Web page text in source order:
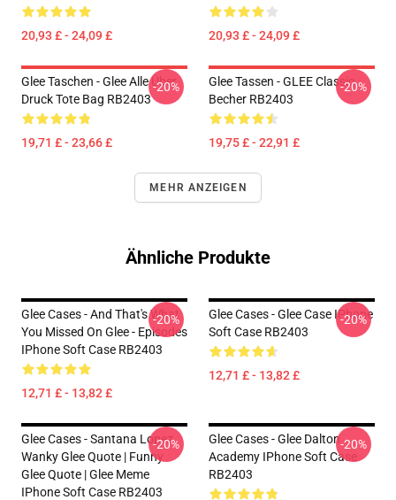
20,93 £ - 24,09 £ 20,93 £ - 24,09 £
Glee Taschen - Glee Alle Über
Druck Tote Bag RB2403
19,71 £ - 23,66 £
-20%
Glee Tassen - GLEE Classic
Becher RB2403
19,75 £ - 22,91 £
-20%
MEHR ANZEIGEN
Ähnliche Produkte
Glee Cases - And That's What
You Missed On Glee - Episodes
IPhone Soft Case RB2403
12,71 £ - 13,82 £
-20%
Glee Cases - Glee Case IPhone
Soft Case RB2403
12,71 £ - 13,82 £
-20%
Glee Cases - Santana Lopez
Wanky Glee Quote | Funny
Glee Quote | Glee Meme
IPhone Soft Case RB2403
-20%
Glee Cases - Glee Dalton
Academy IPhone Soft Case
RB2403
-20%